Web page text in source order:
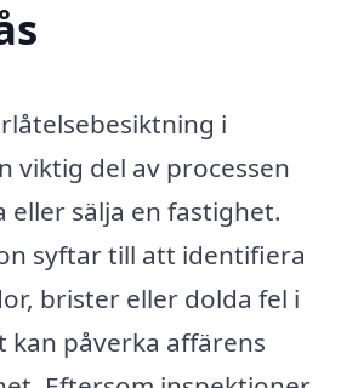
i
viktig del av processen
eller sälja en fastighet.
syftar till att identifiera
brister eller dolda fel i
kan påverka affärens